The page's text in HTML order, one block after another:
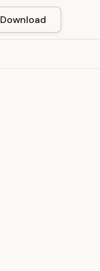
Download